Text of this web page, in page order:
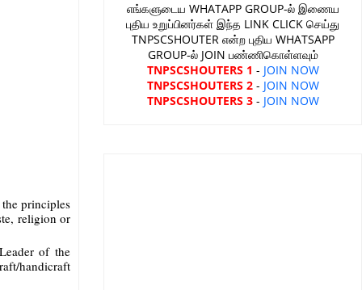
principles
religion or
of the
handicraft
எங்களுடைய WHATAPP GROUP-ல் இணைய
புதிய உறுப்பினர்கள் இந்த LINK CLICK செய்து
TNPSCSHOUTER என்ற புதிய WHATSAPP
GROUP-ல் JOIN பண்ணிகொள்ளவும்
TNPSCSHOUTERS 1 - JOIN NOW
TNPSCSHOUTERS 2- JOIN NOW
TNPSCSHOUTERS 3- JOIN NOW